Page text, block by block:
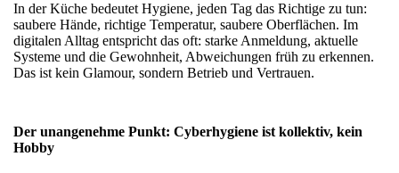
In der Küche bedeutet Hygiene, jeden Tag das Richtige zu tun:
saubere Hände, richtige Temperatur, saubere Oberflächen. Im
digitalen Alltag entspricht das oft: starke Anmeldung, aktuelle
Systeme und die Gewohnheit, Abweichungen früh zu erkennen.
Das ist kein Glamour, sondern Betrieb und Vertrauen.
Der unangenehme Punkt: Cyberhygiene ist kollektiv, kein
Hobby